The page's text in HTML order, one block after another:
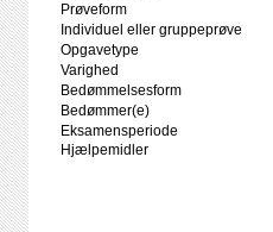
Prøveform
Individuel eller gruppeprøve
Opgavetype
Varighed
Bedømmelsesform
Bedømmer(e)
Eksamensperiode
Hjælpemidler